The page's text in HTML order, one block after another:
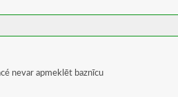
nevar apmeklēt baznīcu